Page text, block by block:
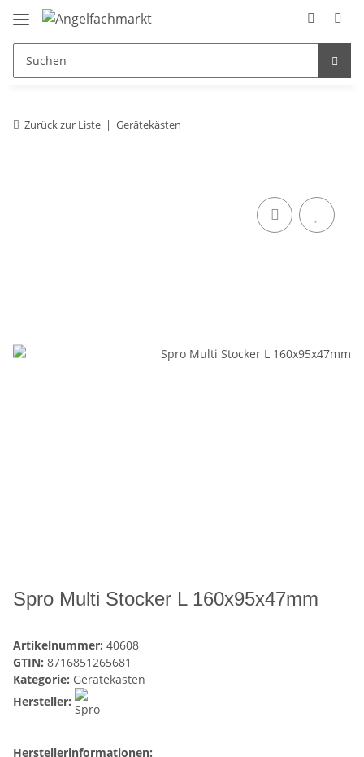
Zurück zur Liste Gerätekästen
Spro Multi Stocker L 160x95x47mm
Artikelnummer: 40608
GTIN: 8716851265681
Kategorie: Gerätekästen
Hersteller:
Herstellerinformationen: